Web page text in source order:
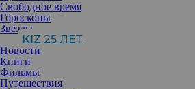
Свободное время
Гороскопы
Звезды
KIZ 25 ЛЕТ
Новости
Книги
Фильмы
Путешествия
Разве можно не расслабиться во время
на белоснежный пляж и слышишь